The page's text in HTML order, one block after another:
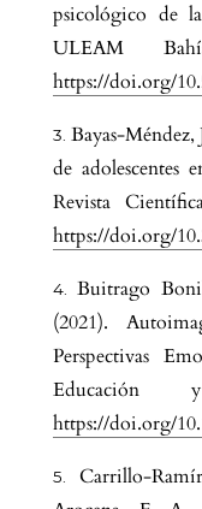
psicológico de
ULEAM
https://doi.org/
Bayas-
de adolescentes
Revista
https://doi.org/
Buitrago
(2021).
Perspectivas
https://doi.org/
Carrillo-